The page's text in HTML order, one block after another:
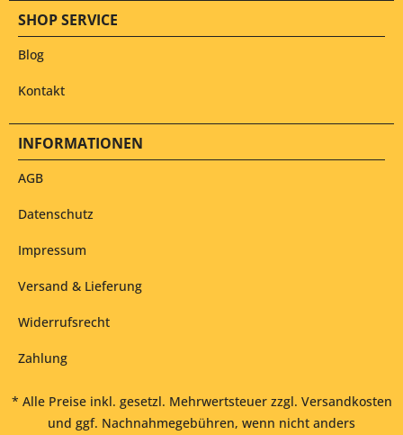
SHOP SERVICE
Blog
Kontakt
INFORMATIONEN
AGB
Datenschutz
Impressum
Versand & Lieferung
Widerrufsrecht
Zahlung
* Alle Preise inkl. gesetzl. Mehrwertsteuer zzgl. Versandkosten
und ggf. Nachnahmegebühren, wenn nicht anders